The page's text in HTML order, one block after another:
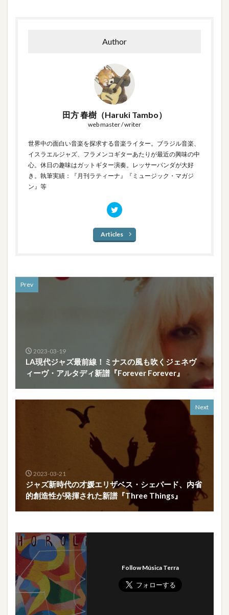
Author
田方 春樹（Haruki Tambo）
web master / writer
世界中の面白い音楽を探求する音楽ライター。ブラジル音楽、
イスラエルジャズ、フラメンコギターあたりが最近の興味の中
心。休日の趣味はガットギター演奏。レッサーパンダが大好
き。執筆実績：『月刊ラティーナ』『ミュージック・マガジ
ン』等
Articles
Prev
2023-03-19
LA現代ジャズ最前線！ミナスの風も吹くジェネヴ
ィーヴ・アルタディ新譜『Forever Forever』
Next
2023-03-21
ジャズ新時代の才媛エリザベス・シェパード、内省
的創造性が発揮された新譜『Three Things』
Follow Música Terra